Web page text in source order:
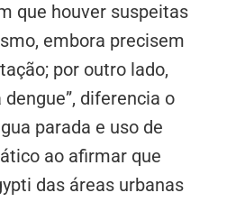
que houver suspeitas
embora precisem
por outro lado,
diferencia o
parada e uso de
ao afirmar que
das áreas urbanas